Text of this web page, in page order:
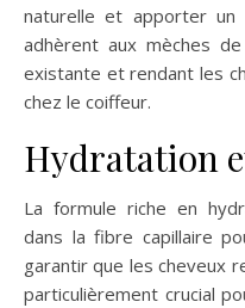
naturelle et apporter un
adhèrent aux mèches
existante et rendant les
chez le coiffeur.
Hydratation
La formule riche en
dans la fibre capillaire
garantir que les cheveux
particulièrement crucial